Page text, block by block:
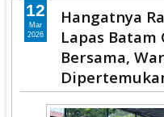
Hangatnya
Lapas Batam
Bersama,
12
Mar
2026